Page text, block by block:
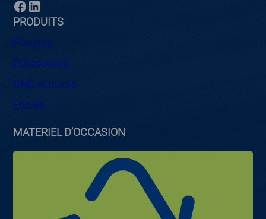
Facebook LinkedIn
PRODUITS
Plieuses
Polisseuses
CNC et lasers
Etuves
MATERIEL D’OCCASION